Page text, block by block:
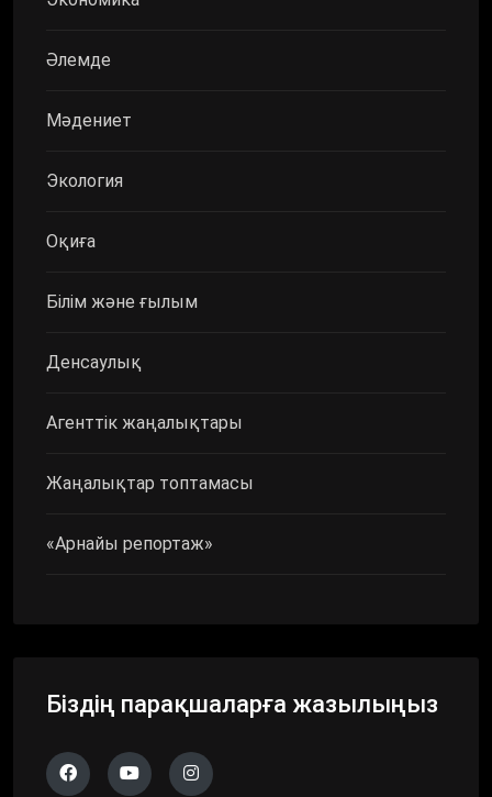
Әлемде
Мәдениет
Экология
Оқиға
Білім және ғылым
Денсаулық
Агенттік жаңалықтары
Жаңалықтар топтамасы
«Арнайы репортаж»
Біздің парақшаларға жазылыңыз